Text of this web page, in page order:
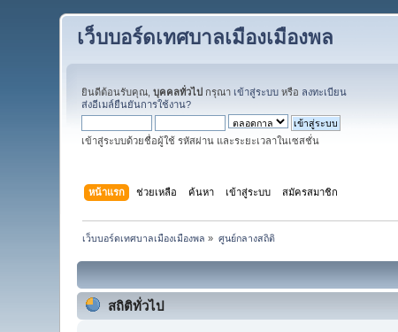
เว็บบอร์ดเทศบาลเมืองเมืองพล
ยินดีต้อนรับคุณ,บุคคลทั่วไป กรุณา เข้าสู่ระบบ หรือ ลงทะเบียน
ส่งอีเมล์ยืนยันการใช้งาน?
เข้าสู่ระบบด้วยชื่อผู้ใช้ รหัสผ่าน และระยะเวลาในเซสชั่น
หน้าแรก ช่วยเหลือ ค้นหา เข้าสู่ระบบ สมัครสมาชิก
เว็บบอร์ดเทศบาลเมืองเมืองพล » ศูนย์กลางสถิติ
สถิติทั่วไป